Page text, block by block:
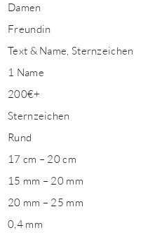
Damen
Freundin
Text & Name, Sternzeichen
1 Name
200€+
Sternzeichen
Rund
17 cm – 20 cm
15 mm – 20 mm
20 mm – 25 mm
0,4 mm